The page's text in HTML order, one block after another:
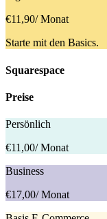
€11,90/ Monat
Starte mit den Basics.
Squarespace
Preise
Persönlich
€11,00/ Monat
Business
€17,00/ Monat